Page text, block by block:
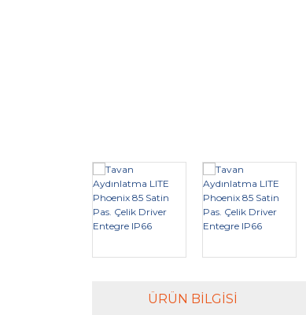
ÜRÜN BILGISI